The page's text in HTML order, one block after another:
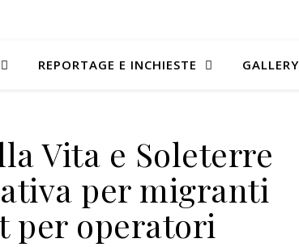
REPORTAGE E INCHIESTE GALLERY
Vita e Soleterre
per migranti
per operatori